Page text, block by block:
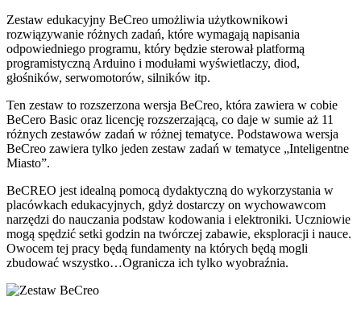
Zestaw edukacyjny BeCreo umożliwia użytkownikowi
rozwiązywanie różnych zadań, które wymagają napisania
odpowiedniego programu, który będzie sterował platformą
programistyczną Arduino i modułami wyświetlaczy, diod,
głośników, serwomotorów, silników itp.
Ten zestaw to rozszerzona wersja BeCreo, która zawiera w cobie
BeCero Basic oraz licencję rozszerzającą, co daje w sumie aż 11
różnych zestawów zadań w różnej tematyce. Podstawowa wersja
BeCreo zawiera tylko jeden zestaw zadań w tematyce „Inteligentne
Miasto”.
BeCREO jest idealną pomocą dydaktyczną do wykorzystania w
placówkach edukacyjnych, gdyż dostarczy on wychowawcom
narzędzi do nauczania podstaw kodowania i elektroniki. Uczniowie
mogą spędzić setki godzin na twórczej zabawie, eksploracji i nauce.
Owocem tej pracy będą fundamenty na których będą mogli
zbudować wszystko…Ogranicza ich tylko wyobraźnia.